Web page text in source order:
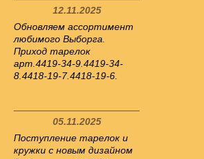
12.11.2025
Обновляем ассортимент
любимого Выборга.
Приход тарелок
арт.4419-34-9.4419-34-
8.4418-19-7.4418-19-6.
05.11.2025
Поступление тарелок и
кружки с новым дизайном